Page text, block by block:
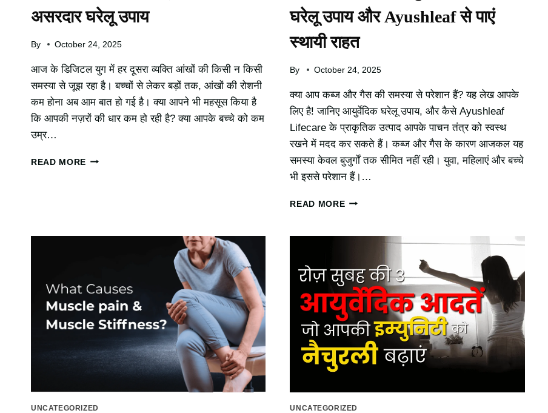
असरदार घरेलू उपाय
By October 24, 2025
आज के डिजिटल युग में हर दूसरा व्यक्ति आंखों की किसी न किसी
समस्या से जूझ रहा है। बच्चों से लेकर बड़ों तक, आंखों की रोशनी
कम होना अब आम बात हो गई है। क्या आपने भी महसूस किया है
कि आपकी नज़रों की धार कम हो रही है? क्या आपके बच्चे को कम
उम्र…
READ MORE आंखों
जानिए
उपाय
घरेलू उपाय और Ayushleaf से पाएं
स्थायी राहत
By October 24, 2025
क्या आप कब्ज और गैस की समस्या से परेशान हैं? यह लेख आपके
लिए है! जानिए आयुर्वेदिक घरेलू उपाय, और कैसे Ayushleaf
Lifecare के प्राकृतिक उत्पाद आपके पाचन तंत्र को स्वस्थ
रखने में मदद कर सकते हैं। कब्ज और गैस के कारण आजकल यह
समस्या केवल बुजुर्गों तक सीमित नहीं रही। युवा, महिलाएं और बच्चे
भी इससे परेशान हैं।…
READ MOREकब्ज
का
घरेलू
उपाय
और
AYUSHLEAF
से
स्थायी
राहत
UNCATEGORIZED UNCATEGORIZED